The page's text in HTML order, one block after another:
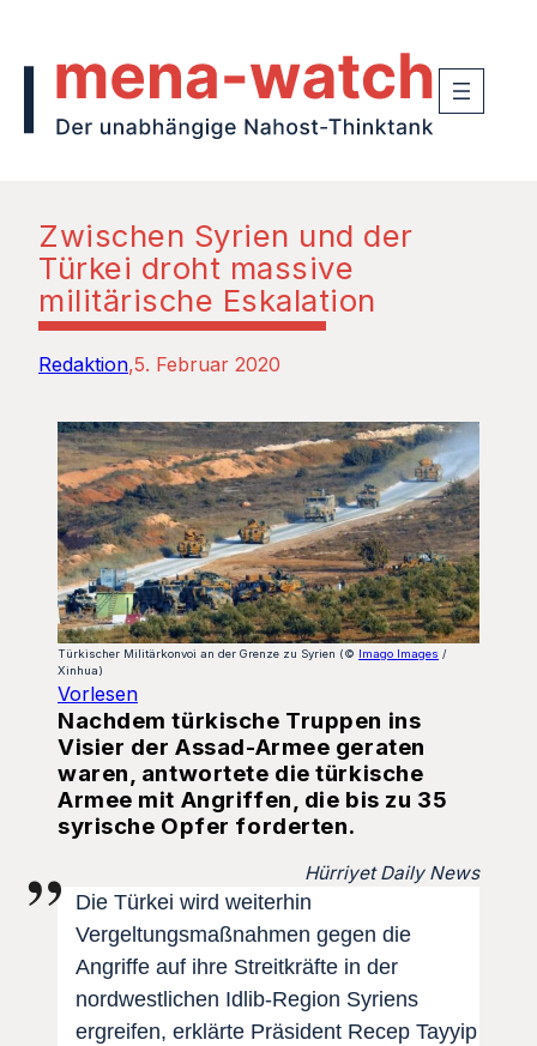
Zwischen Syrien und der
Türkei droht massive
militärische Eskalation
Redaktion 5. Februar 2020
Türkischer Militärkonvoi an der Grenze zu Syrien (© Imago Images /
Xinhua)
Vorlesen
Nachdem türkische Truppen ins
Visier der Assad-Armee geraten
waren, antwortete die türkische
Armee mit Angriffen, die bis zu 35
syrische Opfer forderten.
Hürriyet Daily News
Die Türkei wird weiterhin
Vergeltungsmaßnahmen gegen die
Angriffe auf ihre Streitkräfte in der
nordwestlichen Idlib-Region Syriens
ergreifen, erklärte Präsident Recep Tayyip